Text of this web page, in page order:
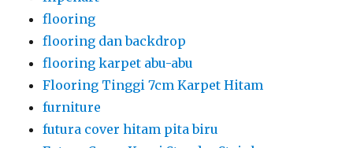
flooring
flooring dan backdrop
flooring karpet abu-abu
Flooring Tinggi 7cm Karpet Hitam
furniture
futura cover hitam pita biru